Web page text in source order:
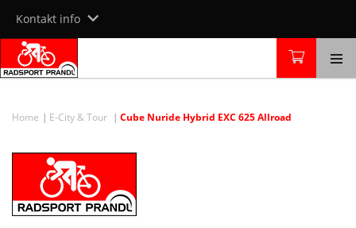
content
Kontakt info
Home E-City & Tour Cube Nuride Hybrid EXC 625 Allroad